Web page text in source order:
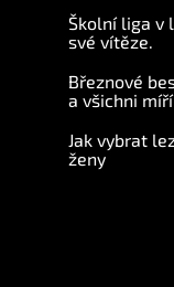
Školní liga v
své vítěze.
Březnové
a všichni
Jak vybrat
ženy